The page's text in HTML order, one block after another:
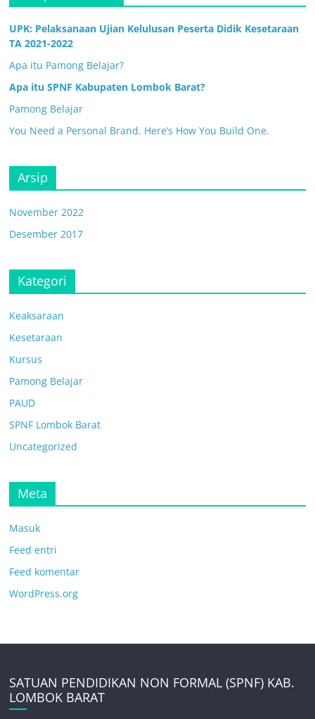
UPK: Pelaksanaan Ujian Kelulusan Peserta Didik Kesetaraan
TA 2021-2022
Apa itu Pamong Belajar?
Apa itu SPNF Kabupaten Lombok Barat?
Pamong Belajar
You Need a Personal Brand. Here’s How You Build One.
Arsip
November 2022
Desember 2017
Kategori
Keaksaraan
Kesetaraan
Kursus
Pamong Belajar
PAUD
SPNF Lombok Barat
Uncategorized
Meta
Masuk
Feed entri
Feed komentar
WordPress.org
SATUAN PENDIDIKAN NON FORMAL (SPNF) KAB.
LOMBOK BARAT